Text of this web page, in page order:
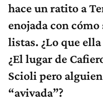
hace un ratito a
enojada con
listas. ¿Lo que
¿El lugar de
Scioli pero
“avivada”?